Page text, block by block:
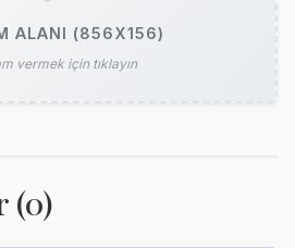
ALANI (856X156)
vermek için tıklayın
(0)